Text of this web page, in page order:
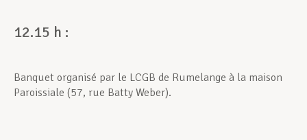
12.15 h :
Banquet organisé par le LCGB de Rumelange à la maison
Paroissiale (57, rue Batty Weber).